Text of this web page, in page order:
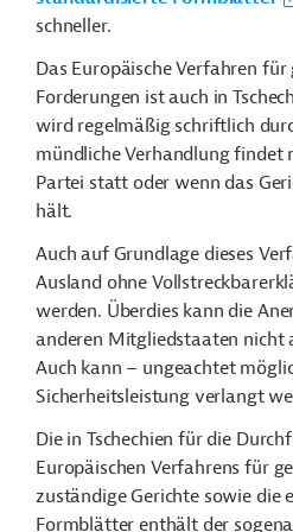
schneller.
Das Europäische Verfahren
Forderungen ist auch in
wird regelmäßig schriftlich
mündliche Verhandlung findet
Partei statt oder wenn das
hält.
Auch auf Grundlage dieses
Ausland ohne
werden. Überdies kann die
anderen Mitgliedstaaten nicht
Auch kann – ungeachtet
Sicherheitsleistung verlangt
Die in Tschechien für die
Europäischen Verfahrens für
zuständige Gerichte sowie die
Formblätter enthält der